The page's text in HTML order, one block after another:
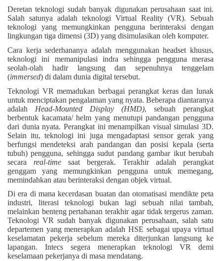
Deretan teknologi sudah banyak digunakan perusahaan saat ini.
Salah satunya adalah teknologi Virtual Reality (VR). Sebuah
teknologi yang memungkinkan pengguna berinteraksi dengan
lingkungan tiga dimensi (3D) yang disimulasikan oleh komputer.
Cara kerja sederhananya adalah menggunakan headset khusus,
teknologi ini memanipulasi indra sehingga pengguna merasa
seolah-olah hadir langsung dan sepenuhnya tenggelam
(immersed) di dalam dunia digital tersebut.
Teknologi VR memadukan berbagai perangkat keras dan lunak
untuk menciptakan pengalaman yang nyata. Beberapa diantaranya
adalah Head-Mounted Display (HMD), sebuah perangkat
berbentuk kacamata/ helm yang menutupi pandangan pengguna
dari dunia nyata. Perangkat ini menampilkan visual simulasi 3D.
Selain itu, teknologi ini juga mengadaptasi sensor gerak yang
berfungsi mendeteksi arah pandangan dan posisi kepala (serta
tubuh) pengguna, sehingga sudut pandang gambar ikut berubah
secara real-time saat bergerak. Terakhir adalah perangkat
genggam yang memungkinkan pengguna untuk memegang,
memindahkan atau berinteraksi dengan objek virtual.
Di era di mana kecerdasan buatan dan otomatisasi mendikte peta
industri, literasi teknologi bukan lagi sebuah nilai tambah,
melainkan benteng pertahanan terakhir agar tidak tergerus zaman.
Teknologi VR sudah banyak digunakan perusahaan, salah satu
departemen yang menerapkan adalah HSE sebagai upaya virtual
keselamatan pekerja sebelum mereka diterjunkan langsung ke
lapangan. Intecs segera menerapkan teknologi VR demi
keselamaan pekerjanya di masa mendatang.